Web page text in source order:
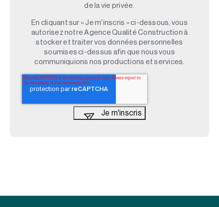
de la vie privée.
En cliquant sur « Je m'inscris » ci-dessous, vous
autorisez notre Agence Qualité Construction à
stocker et traiter vos données personnelles
soumises ci-dessus afin que nous vous
communiquions nos productions et services.